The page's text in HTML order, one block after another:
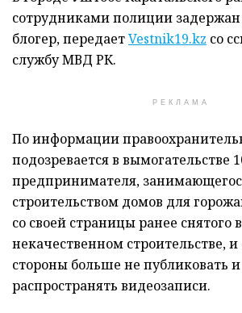
сотрудниками полиции
блогер, передаетVestnik19.kz со
службу МВД РК.
РЕКЛАМА
По информации
подозревается в вымогательстве
предпринимателя,
строительством домов для
со своей страницы ранее снятого
некачественном строительстве,
стороны больше не публиковать
распространять видеозаписи.